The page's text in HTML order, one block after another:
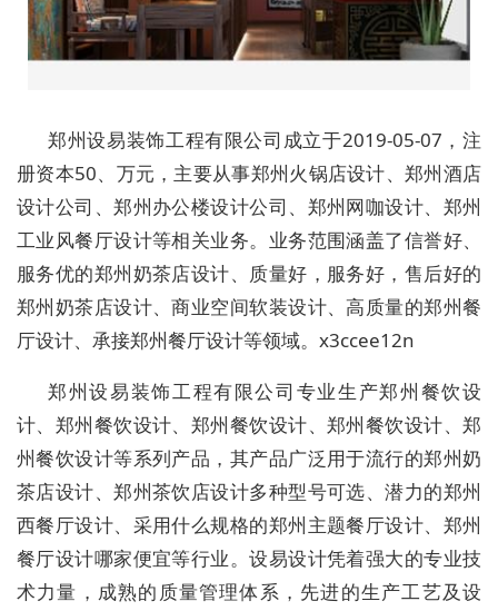
郑州设易装饰工程有限公司成立于2019-05-07，注
册资本50、万元，主要从事郑州火锅店设计、郑州酒店
设计公司、郑州办公楼设计公司、郑州网咖设计、郑州
工业风餐厅设计等相关业务。业务范围涵盖了信誉好、
服务优的郑州奶茶店设计、质量好，服务好，售后好的
郑州奶茶店设计、商业空间软装设计、高质量的郑州餐
厅设计、承接郑州餐厅设计等领域。x3ccee12n
郑州设易装饰工程有限公司专业生产郑州餐饮设
计、郑州餐饮设计、郑州餐饮设计、郑州餐饮设计、郑
州餐饮设计等系列产品，其产品广泛用于流行的郑州奶
茶店设计、郑州茶饮店设计多种型号可选、潜力的郑州
西餐厅设计、采用什么规格的郑州主题餐厅设计、郑州
餐厅设计哪家便宜等行业。设易设计凭着强大的专业技
术力量，成熟的质量管理体系，先进的生产工艺及设